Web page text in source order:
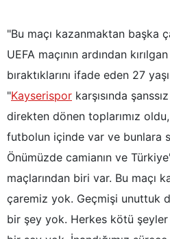
"Bu maçı kazanmaktan başka
UEFA maçının ardından
bıraktıklarını ifade eden 27
"Kayserispor karşısında
direkten dönen toplarımız
futbolun içinde var ve bunlara
Önümüzde camianın ve
maçlarından biri var. Bu maçı
çaremiz yok. Geçmişi unuttuk
bir şey yok. Herkes kötü